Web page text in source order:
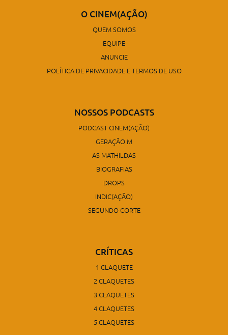
O CINEM(AÇÃO)
QUEM SOMOS
EQUIPE
ANUNCIE
POLÍTICA DE PRIVACIDADE E TERMOS DE USO
NOSSOS PODCASTS
PODCAST CINEM(AÇÃO)
GERAÇÃO M
AS MATHILDAS
BIOGRAFIAS
DROPS
INDIC(AÇÃO)
SEGUNDO CORTE
CRÍTICAS
1 CLAQUETE
2 CLAQUETES
3 CLAQUETES
4 CLAQUETES
5 CLAQUETES